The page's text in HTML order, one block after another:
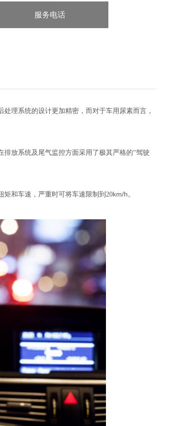
服务电话
理系统的设计更加精密，而对于车用尿素而言，
放系统及尾气监控方面采用了极其严格的“驾驶
矩和车速，严重时可将车速限制到20km/h。